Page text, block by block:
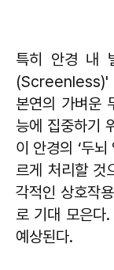
특히 안경 내
(Screenless)'
본연의 가벼운
능에 집중하기
이 안경의 ‘두
르게 처리할 것
각적인 상호작
로 기대 모은
예상된다.